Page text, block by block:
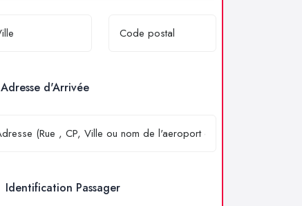
Adresse d'Arrivée
Identification Passager